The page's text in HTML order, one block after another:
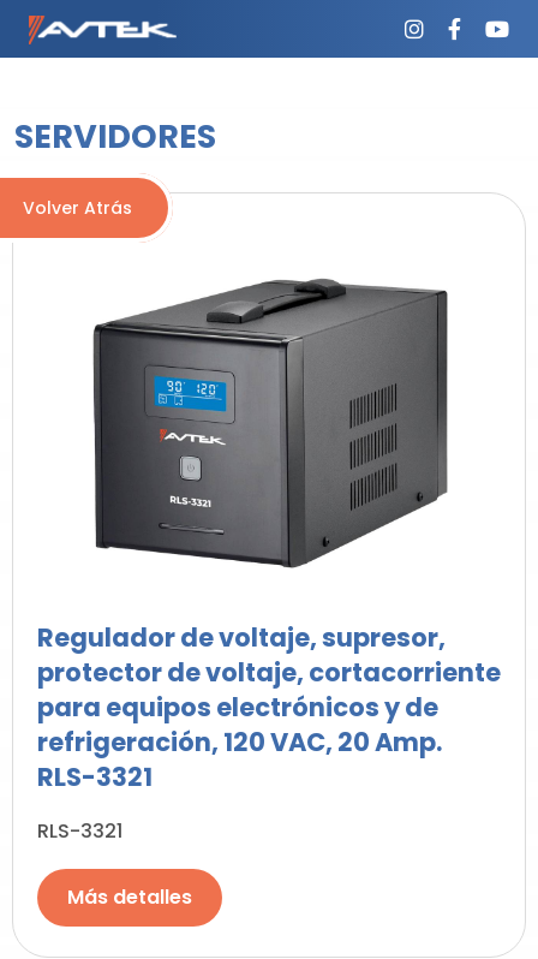
SERVIDORES
Volver Atrás
Regulador de voltaje, supresor,
protector de voltaje, cortacorriente
para equipos electrónicos y de
refrigeración, 120 VAC, 20 Amp.
RLS-3321
RLS-3321
Más detalles